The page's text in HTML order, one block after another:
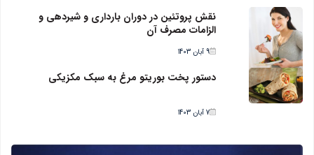
نقش پروتئین در دوران بارداری و شیردهی و
الزامات مصرف آن
9 آبان 1403
دستور پخت بوریتو مرغ به سبک مکزیکی
7 آبان 1403